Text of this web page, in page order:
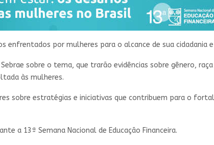
enfrentados por mulheres para o alcance de sua cidadania
sobre o tema, que trarão evidências sobre gênero,
às mulheres.
sobre estratégias e iniciativas que contribuem para o
a 13ª Semana Nacional de Educação Financeira.